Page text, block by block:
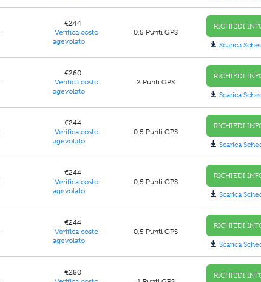
€244
Verifica costo
agevolato
0,5 Punti GPS
RICHIEDI
Scarica
€260
Verifica costo
agevolato
2 Punti GPS
RICHIEDI
Scarica
€244
Verifica costo
agevolato
0,5 Punti GPS
RICHIEDI
Scarica
€244
Verifica costo
agevolato
0,5 Punti GPS
RICHIEDI
Scarica
€244
Verifica costo
agevolato
0,5 Punti GPS
RICHIEDI
Scarica
€280
RICHIEDI